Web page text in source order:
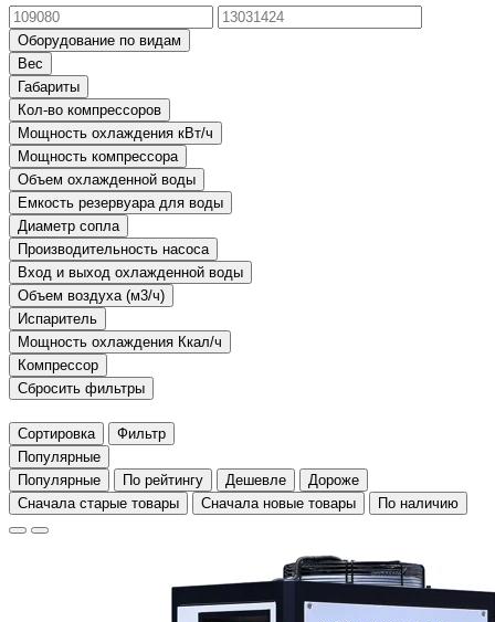
Оборудование по видам
Вес
Габариты
Кол-во компрессоров
Мощность охлаждения кВт/ч
Мощность компрессора
Объем охлажденной воды
Емкость резервуара для воды
Диаметр сопла
Производительность насоса
Вход и выход охлажденной воды
Объем воздуха (м3/ч)
Испаритель
Мощность охлаждения Ккал/ч
Компрессор
Сбросить фильтры
Сортировка
Фильтр
Популярные
Популярные
По рейтингу Дешевле
Дороже
Сначала старые товары
Сначала новые товары По наличию